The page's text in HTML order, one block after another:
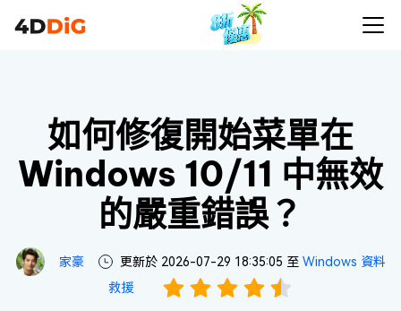
如何修復開始菜單在
Windows 10/11 中無效
的嚴重錯誤？
家豪 更新於 2026-07-29 18:35:05 至 Windows 資料
救援